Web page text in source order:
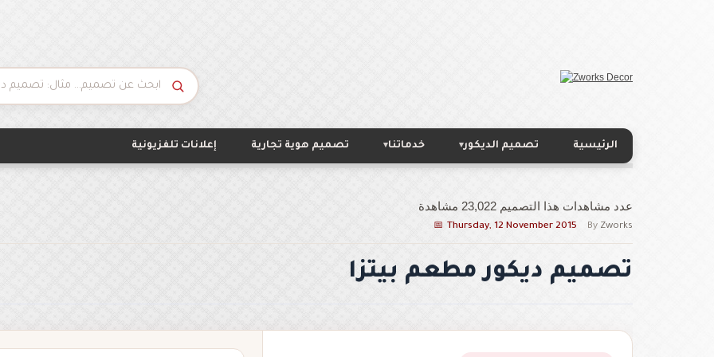
الرئيسية تصميم الديكور▾ خدماتنا▾ تصميم هوية تجارية إعلانات تلفزيونية
عدد مشاهدات هذا التصميم 23,022 مشاهدة
Thursday, 12 November 2015 By Zworks
تصميم ديكور مطعم بيتزا